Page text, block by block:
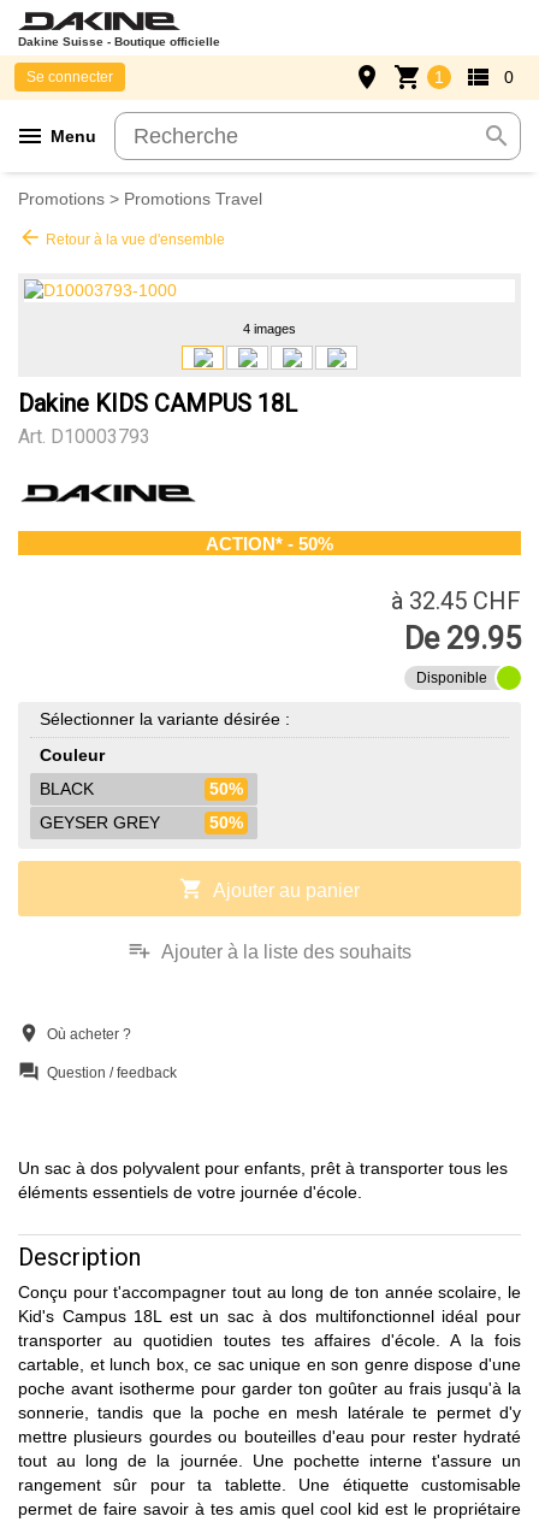
Dakine Suisse - Boutique officielle
menu Menu search
Se connecter place shopping_cart 1 view_list 0
Promotions > Promotions Travel
arrow_back Retour à la vue d'ensemble
4 images
Dakine KIDS CAMPUS 18L
Art. D10003793
ACTION* - 50%
à 32.45 CHF
De 29.95
Disponible
Sélectionner la variante désirée :
Couleur
BLACK
50%
GEYSER GREY
50%
shopping_cart Ajouter au panier
playlist_add Ajouter à la liste des souhaits
location_on Où acheter ?
question_answer Question / feedback
Un sac à dos polyvalent pour enfants, prêt à transporter tous les
éléments essentiels de votre journée d'école.
Description
Conçu pour t'accompagner tout au long de ton année scolaire, le
Kid's Campus 18L est un sac à dos multifonctionnel idéal pour
transporter au quotidien toutes tes affaires d'école. A la fois
cartable, et lunch box, ce sac unique en son genre dispose d'une
poche avant isotherme pour garder ton goûter au frais jusqu'à la
sonnerie, tandis que la poche en mesh latérale te permet d'y
mettre plusieurs gourdes ou bouteilles d'eau pour rester hydraté
tout au long de la journée. Une pochette interne t'assure un
rangement sûr pour ta tablette. Une étiquette customisable
permet de faire savoir à tes amis quel cool kid est le propriétaire